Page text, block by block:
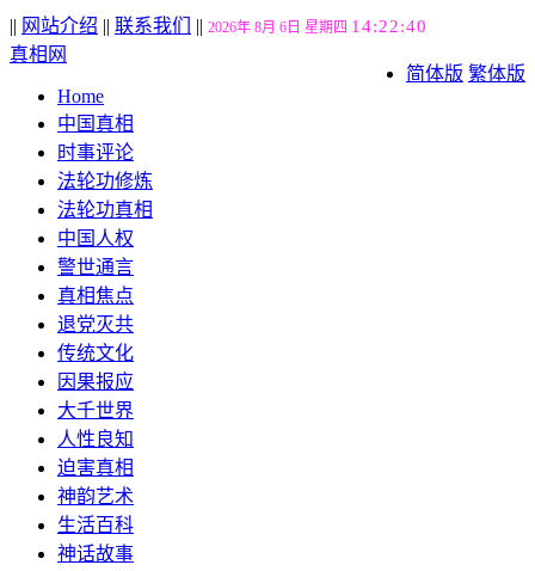
|| 网站介绍 || 联系我们 || 2026年 8月 6日 星期四 14:22:41
简体版 繁体版
真相网
Home
中国真相
时事评论
法轮功修炼
法轮功真相
中国人权
警世通言
真相焦点
退党灭共
传统文化
因果报应
大千世界
人性良知
迫害真相
神韵艺术
生活百科
神话故事